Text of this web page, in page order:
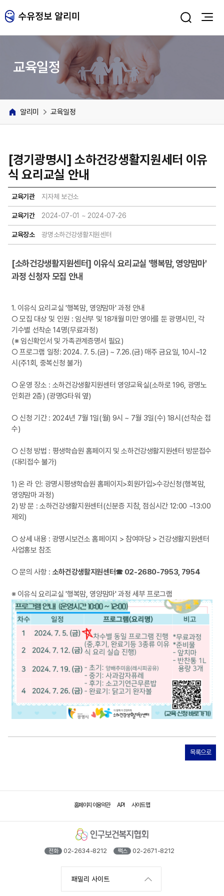
교육일정
알리미 교육일정
[경기광명시] 소하건강생활지원세터 이유
식 요리교실 안내
교육기관 지자체 보건소
교육기간 2024-07-01 ~ 2024-07-26
교육장소 광명소하건강생활지원센터
[소하건강생활지원센터] 이유식 요리교실 '행복맘, 영양맘마'
과정 신청자 모집 안내
1. 이유식 요리교실 '행복맘, 영양맘마' 과정 안내
○ 모집 대상 및 인원 : 임산부 및 18개월 미만 영아를 둔 광명시민, 각
기수별 선착순 14명(무료과정)
(※ 임신확인서 및 가족관계증명서 필요)
○ 프로그램 일정: 2024. 7. 5.(금) ~ 7.26.(금) 매주 금요일, 10시~12
시(주1회, 중복신청 불가)
○ 운영 장소 : 소하건강생활지원센터 영양교육실(소하로 196, 광명노
인회관 2층) (광명G타워 옆)
○ 신청 기간 : 2024년 7월 1일(월) 9시 ~ 7월 3일(수) 18시(선착순 접
수)​
○ 신청 방법 : 평생학습원 홈페이지 및 소하건강생활지원센터 방문접수
(대리접수 불가)
1) 온 라 인: 광명시평생학습원 홈페이지>회원가입>수강신청(행복맘,
영양맘마 과정)
2) 방 문 : 소하건강생활지원센터(신분증 지참, 점심시간 12:00 ~13:00
제외)
○ 상세 내용 : 광명시보건소 홈페이지 > 참여마당 > 건강생활지원센터
사업홍보 참조
○ 문의 사항 : 소하건강생활지원센터☎ 02-2680-7953, 7954
※ 이유식 요리교실 '행복맘, 영양맘마' 과정 세부 프로그램
목록으로
홈페이지 이용약관 API 사이트 맵
전화 02-2634-8212 팩스 02-2671-8212
패밀리 사이트